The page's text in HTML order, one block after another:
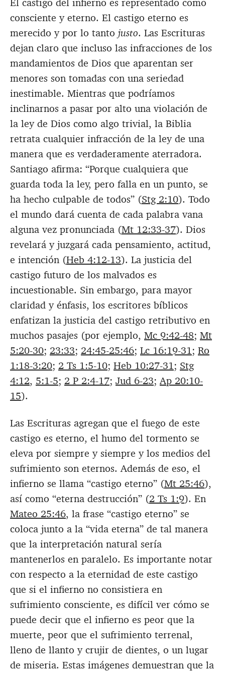
consciente y eterno. El castigo eterno es
merecido y por lo tanto justo. Las Escrituras
dejan claro que incluso las infracciones de los
mandamientos de Dios que aparentan ser
menores son tomadas con una seriedad
inestimable. Mientras que podríamos
inclinarnos a pasar por alto una violación de
la ley de Dios como algo trivial, la Biblia
retrata cualquier infracción de la ley de una
manera que es verdaderamente aterradora.
Santiago afirma: “Porque cualquiera que
guarda toda la ley, pero falla en un punto, se
ha hecho culpable de todos” (Stg 2:10). Todo
el mundo dará cuenta de cada palabra vana
alguna vez pronunciada (Mt 12:33-37). Dios
revelará y juzgará cada pensamiento, actitud,
e intención (Heb 4:12-13). La justicia del
castigo futuro de los malvados es
incuestionable. Sin embargo, para mayor
claridad y énfasis, los escritores bíblicos
enfatizan la justicia del castigo retributivo en
muchos pasajes (por ejemplo, Mc 9:42-48; Mt
5:20-30; 23:33; 24:45-25:46; Lc 16:19-31; Ro
1:18-3:20; 2 Ts 1:5-10; Heb 10:27-31; Stg
4:12, 5:1-5; 2 P 2:4-17; Jud 6-23;Ap 20:10-
15).
Las Escrituras agregan que el fuego de este
castigo es eterno, el humo del tormento se
eleva por siempre y siempre y los medios del
sufrimiento son eternos. Además de eso, el
infierno se llama “castigo eterno” (Mt 25:46),
así como “eterna destrucción” (2 Ts 1:9). En
Mateo 25:46, la frase “castigo eterno” se
coloca junto a la “vida eterna” de tal manera
que la interpretación natural sería
mantenerlos en paralelo. Es importante notar
con respecto a la eternidad de este castigo
que si el infierno no consistiera en
sufrimiento consciente, es difícil ver cómo se
puede decir que el infierno es peor que la
muerte, peor que el sufrimiento terrenal,
lleno de llanto y crujir de dientes, o un lugar
de miseria. Estas imágenes demuestran que la